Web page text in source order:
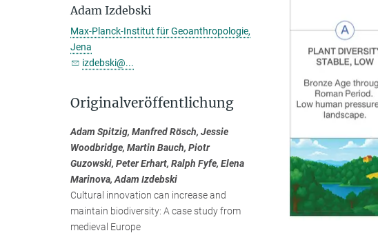
Adam Izdebski
Max-Planck-Institut für Geoanthropologie,
Jena
izdebski@...
Originalveröffentlichung
Adam Spitzig, Manfred Rösch, Jessie
Woodbridge, Martin Bauch, Piotr
Guzowski, Peter Erhart, Ralph Fyfe, Elena
Marinova, Adam Izdebski
Cultural innovation can increase and
maintain biodiversity: A case study from
medieval Europe